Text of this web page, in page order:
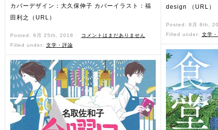
カバーデザイン：大久保伸子 カバーイラスト：福
田利之（URL）
Posted: 9月 25th, 2018 ˑ
コメントはまだありません
Filled under: 文学・評論
design （URL）
Posted: 8月 8th,
Filled under: 文学